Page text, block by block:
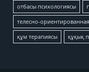
отбасы психологиясы
телесно-
құм терапиясы құқық